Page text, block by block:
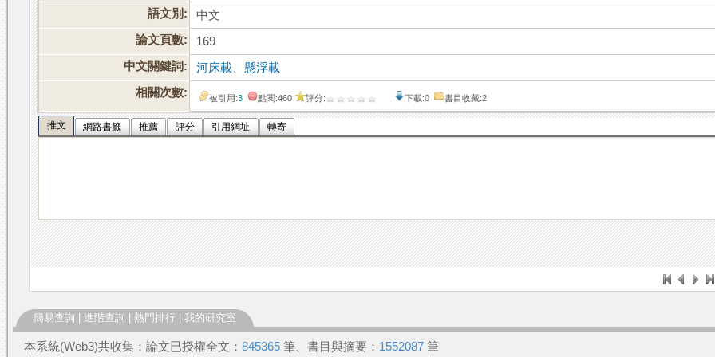
語文別:
中文
論文頁數:
169
中文關鍵詞:
河床載 、懸浮載
相關次數:
被引用:3 點閱:460 評分: 下載:0 書目收藏:2
推文 網路書籤 推薦 評分 引用網址 轉寄
簡易查詢 進階查詢 熱門排行 我的研究室
本系統(Web3)共收集：論文已授權全文： 845365 筆、書目與摘要： 1552087 筆